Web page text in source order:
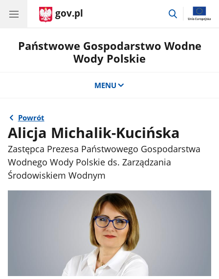
gov.pl
przejdź
Państwowe Gospodarstwo Wodne
Wody Polskie
MENU
Powrót
Alicja Michalik-Kucińska
Zastępca Prezesa Państwowego Gospodarstwa
Wodnego Wody Polskie ds. Zarządzania
Środowiskiem Wodnym